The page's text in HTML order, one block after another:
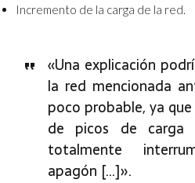
Incremento de la carga de la red.
«Una explicación
la red mencionada
poco probable, ya
de picos de carga
totalmente
apagón […]».